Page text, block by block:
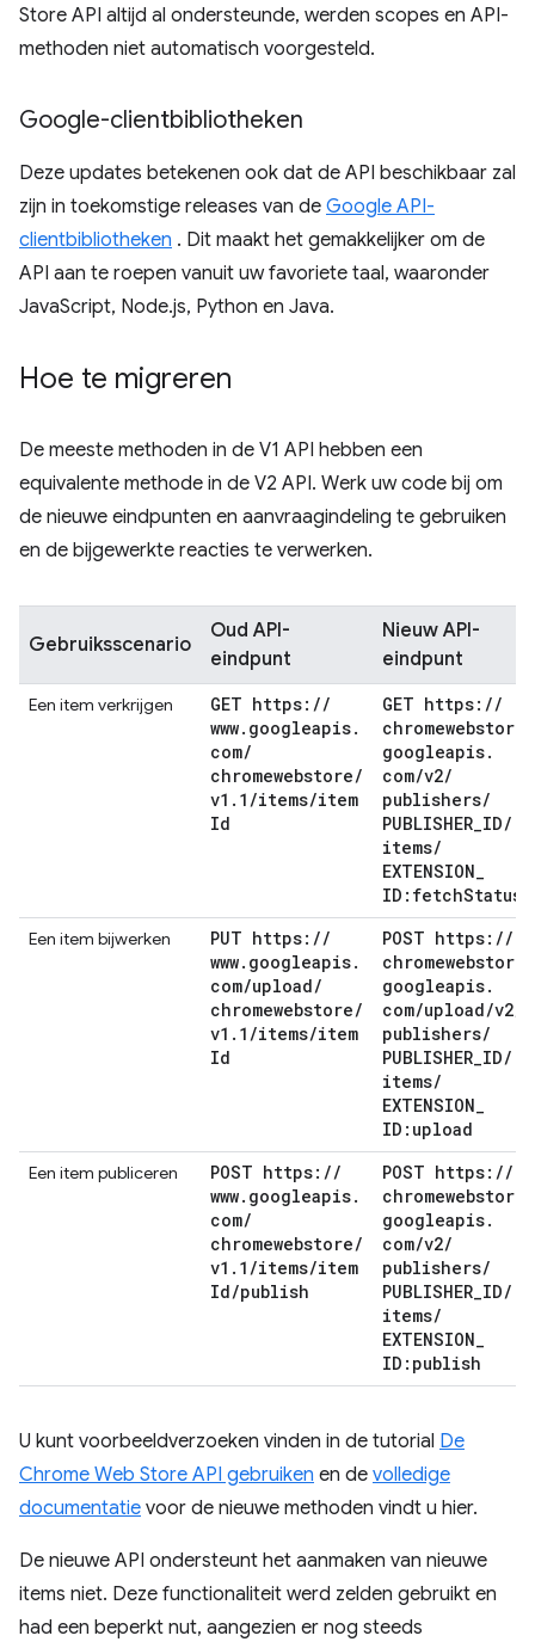
Store API altijd al ondersteunde, werden scopes en API-
methoden niet automatisch voorgesteld.
Google-clientbibliotheken
Deze updates betekenen ook dat de API beschikbaar zal
zijn in toekomstige releases van de Google API-
clientbibliotheken . Dit maakt het gemakkelijker om de
API aan te roepen vanuit uw favoriete taal, waaronder
JavaScript, Node.js, Python en Java.
Hoe te migreren
De meeste methoden in de V1 API hebben een
equivalente methode in de V2 API. Werk uw code bij om
de nieuwe eindpunten en aanvraagindeling te gebruiken
en de bijgewerkte reacties te verwerken.
Gebruiksscenario
Oud API-
eindpunt
Nieuw API-
eindpunt
Een item verkrijgen GET https: //
www. googleapis.
com/
chromewebstore/
v1 . 1 /items/item
Id
GET https: //
chromewebstore
googleapis.
com/v2/
publishers/
PUBLISHER_ID/
items/
EXTENSION_
ID:fetchStatus
Een item bijwerken PUT https: //
www. googleapis.
com/upload/
chromewebstore/
v1 . 1 /items/item
Id
POST https: //
chromewebstore
googleapis.
com/upload/v2
publishers/
PUBLISHER_ID/
items/
EXTENSION_
ID:upload
Een item publiceren POST https: //
www. googleapis.
com/
chromewebstore/
v1 . 1 /items/item
Id/publish
POST https: //
chromewebstore
googleapis.
com/v2/
publishers/
PUBLISHER_ID/
items/
EXTENSION_
ID:publish
U kunt voorbeeldverzoeken vinden in de tutorial De
Chrome Web Store API gebruiken en de volledige
documentatie voor de nieuwe methoden vindt u hier.
De nieuwe API ondersteunt het aanmaken van nieuwe
items niet. Deze functionaliteit werd zelden gebruikt en
had een beperkt nut, aangezien er nog steeds